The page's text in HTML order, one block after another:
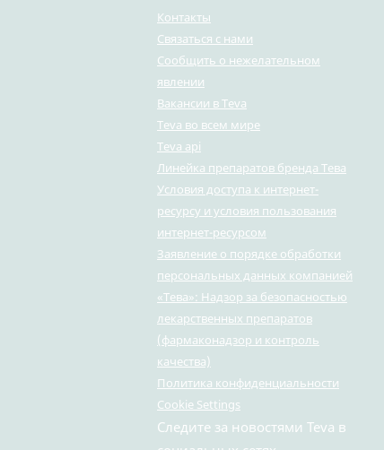
Контакты
Связаться с нами
Сообщить о нежелательном
явлении
Вакансии в Teva
Teva во всем мире
Teva api
Линейка препаратов бренда Тева
Условия доступа к интернет-
ресурсу и условия пользования
интернет-ресурсом
Заявление о порядке обработки
персональных данных компанией
«Тева»: Надзор за безопасностью
лекарственных препаратов
(фармаконадзор и контроль
качества)
Политика конфиденциальности
Cookie Settings
Следите за новостями Teva в